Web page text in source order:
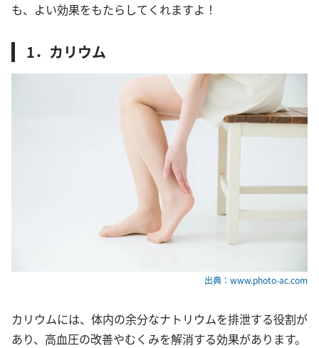
も、よい効果をもたらしてくれますよ！
1．カリウム
出典：www.photo-ac.com
カリウムには、体内の余分なナトリウムを排泄する役割が
あり、高血圧の改善やむくみを解消する効果があります。